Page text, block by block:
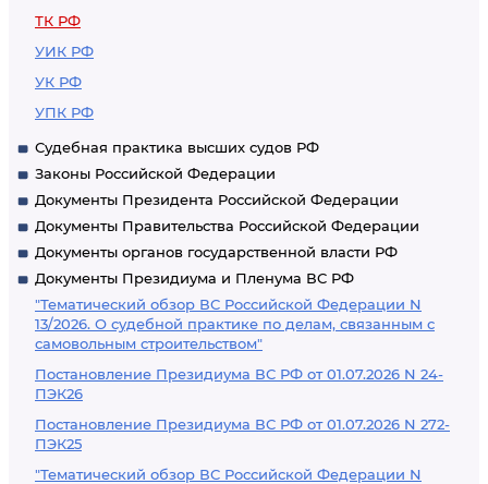
ТК РФ
УИК РФ
УК РФ
УПК РФ
Судебная практика высших судов РФ
Законы Российской Федерации
Документы Президента Российской Федерации
Документы Правительства Российской Федерации
Документы органов государственной власти РФ
Документы Президиума и Пленума ВС РФ
"Тематический обзор ВС Российской Федерации N
13/2026. О судебной практике по делам, связанным с
самовольным строительством"
Постановление Президиума ВС РФ от 01.07.2026 N 24-
ПЭК26
Постановление Президиума ВС РФ от 01.07.2026 N 272-
ПЭК25
"Тематический обзор ВС Российской Федерации N